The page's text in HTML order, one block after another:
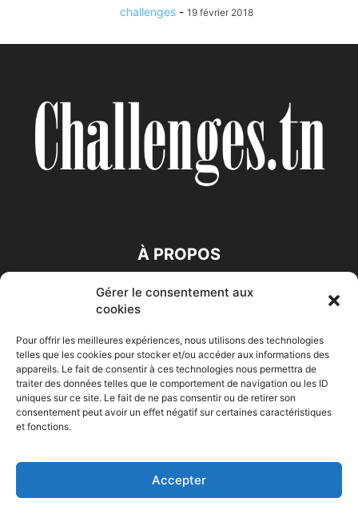
Gérer le consentement aux
cookies
Pour offrir les meilleures expériences, nous utilisons des technologies
telles que les cookies pour stocker et/ou accéder aux informations des
appareils. Le fait de consentir à ces technologies nous permettra de
traiter des données telles que le comportement de navigation ou les ID
uniques sur ce site. Le fait de ne pas consentir ou de retirer son
consentement peut avoir un effet négatif sur certaines caractéristiques
et fonctions.
Accepter
challenges - 19 février 2018
À PROPOS
SUIVEZ NOUS
Accueil Economie Entreprises Entrepreneur Afrique
HIGH-TECH Auto-Moto